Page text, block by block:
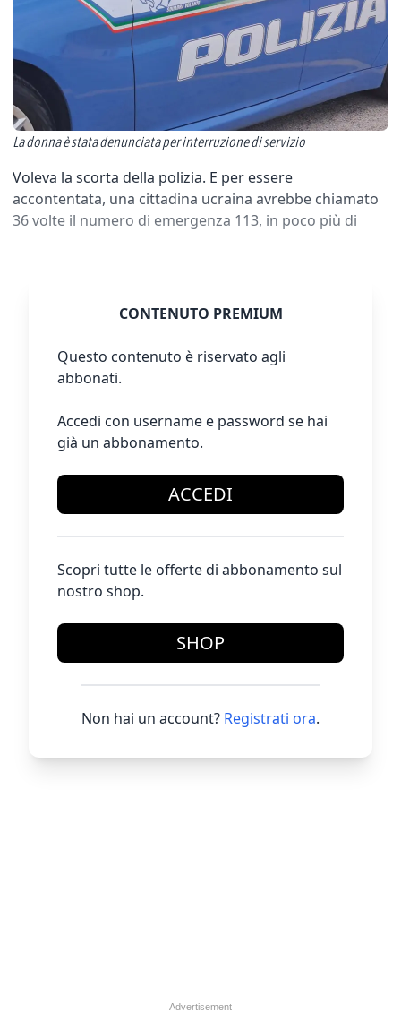
La donna è stata denunciata per interruzione di servizio
Voleva la scorta della polizia. E per essere
accontentata, una cittadina ucraina avrebbe chiamato
36 volte il numero di emergenza 113, in poco più di
CONTENUTO PREMIUM
Questo contenuto è riservato agli
abbonati.
Accedi con username e password se hai
già un abbonamento.
ACCEDI
Scopri tutte le offerte di abbonamento sul
nostro shop.
SHOP
Non hai un account? Registrati ora.